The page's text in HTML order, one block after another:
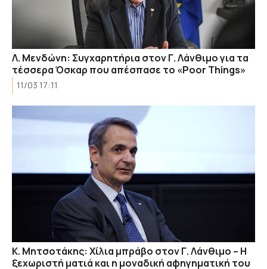
Λ. Μενδώνη: Συγχαρητήρια στον Γ. Λάνθιμο για τα
τέσσερα Όσκαρ που απέσπασε το «Poor Things»
11/03 17:11
Κ. Μητσοτάκης: Χίλια μπράβο στον Γ. Λάνθιμο – Η
ξεχωριστή ματιά και η μοναδική αφηγηματική του